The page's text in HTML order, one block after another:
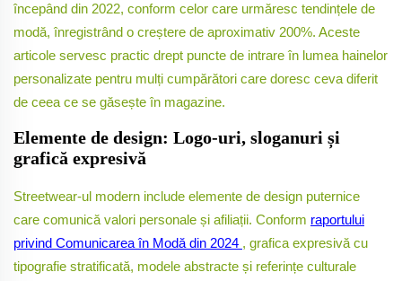
începând din 2022, conform celor care urmăresc tendințele de
modă, înregistrând o creștere de aproximativ 200%. Aceste
articole servesc practic drept puncte de intrare în lumea hainelor
personalizate pentru mulți cumpărători care doresc ceva diferit
de ceea ce se găsește în magazine.
Elemente de design: Logo-uri, sloganuri și
grafică expresivă
Streetwear-ul modern include elemente de design puternice
care comunică valori personale și afiliații. Conform raportului
privind Comunicarea în Modă din 2024 , grafica expresivă cu
tipografie stratificată, modele abstracte și referințe culturale